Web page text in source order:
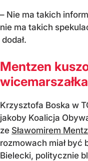
– Nie ma takich
nie ma takich
dodał.
Mentzen
Krzysztofa Boska w
jakoby Koalicja
ze Sławomirem
rozmowach miał być
Bielecki, politycznie